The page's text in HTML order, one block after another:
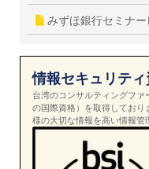
みずほ銀行セミナ
情報セキュリテ
台湾のコンサルティングフ
の国際資格）を取得してお
様の大切な情報を高い情報管